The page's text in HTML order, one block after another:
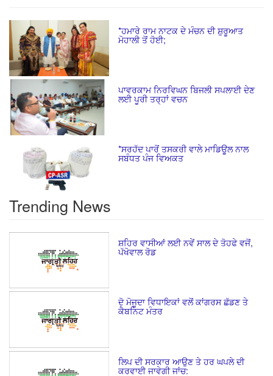
*ਹਮਾਰੇ ਰਾਮ ਨਾਟਕ ਦੇ ਮੰਚਨ ਦੀ ਸ਼ੁਰੂਆਤ
ਮੋਹਾਲੀ ਤੋਂ ਹੋਈ;
ਪਾਵਰਕਾਮ ਨਿਰਵਿਘਨ ਬਿਜਲੀ ਸਪਲਾਈ ਦੇਣ
ਲਈ ਪੂਰੀ ਤਰ੍ਹਾਂ ਵਚਨ
*ਸਰਹੱਦ ਪਾਰੋਂ ਤਸਕਰੀ ਵਾਲੇ ਮਾਡਿਊਲ ਨਾਲ
ਸਬੰਧਤ ਪੰਜ ਵਿਅਕਤ
Trending News
ਸ਼ਹਿਰ ਵਾਸੀਆਂ ਲਈ ਨਵੇਂ ਸਾਲ ਦੇ ਤੋਹਫੇ ਵਜੋਂ,
ਪੱਖੋਵਾਲ ਰੋਡ
ਦੋ ਮੋਜੂਦਾ ਵਿਧਾਇਕਾਂ ਵਲੋਂ ਕਾਂਗਰਸ ਛੱਡਣ ਤੇ
ਕੈਬਨਿਟ ਮੰਤਰ
ਲਿਪ ਦੀ ਸਰਕਾਰ ਆਉਣ ਤੇ ਹਰ ਘਪਲੇ ਦੀ
ਕਰਵਾਈ ਜਾਵੇਗੀ ਜਾਂਚ: